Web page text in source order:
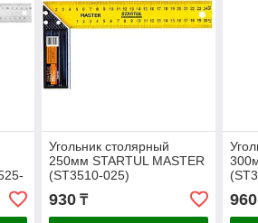
Угольник столярный
250мм STARTUL MASTER
(ST3510-025)
930₸ 960